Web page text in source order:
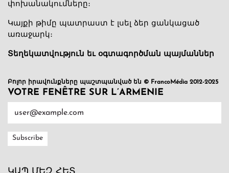
փոխանակումները։
Կայքի թիմը պատրաստ է լսել ձեր ցանկացած
առաջարկ։
Տեղեկատվություն եւ օգտագործման պայմաններ
Բոլոր իրավունքները պաշտպանված են © FrancoMédia 2012-2025
VOTRE FENÊTRE SUR L’ARMENIE